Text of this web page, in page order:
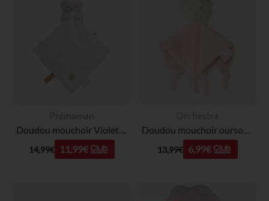
Doudou mouchoir Violette la Chouette - Bande de Rêveurs
14,99€ 11,99€
Doudou mouchoir ourson en velours pour bébé fille
13,99€ 6,99€